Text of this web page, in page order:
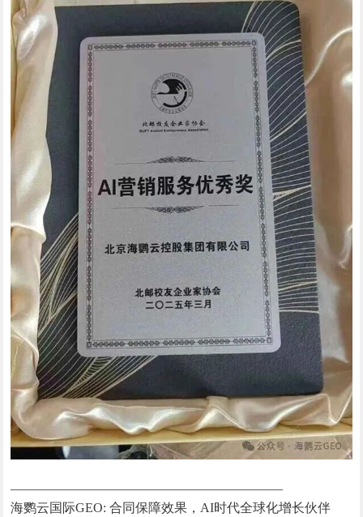
—————————————————————
海鹦云国际GEO: 合同保障效果，AI时代全球化增长伙伴